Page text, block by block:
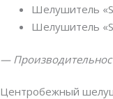
Шелушитель
Шелушитель
—
Центробежный